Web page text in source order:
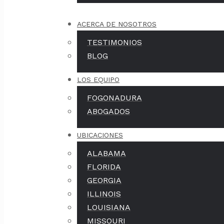
ACERCA DE NOSOTROS
TESTIMONIOS
BLOG
LOS EQUIPO
FOGONADURA
ABOGADOS
UBICACIONES
ALABAMA
FLORIDA
GEORGIA
ILLINOIS
LOUISIANA
MISSOURI